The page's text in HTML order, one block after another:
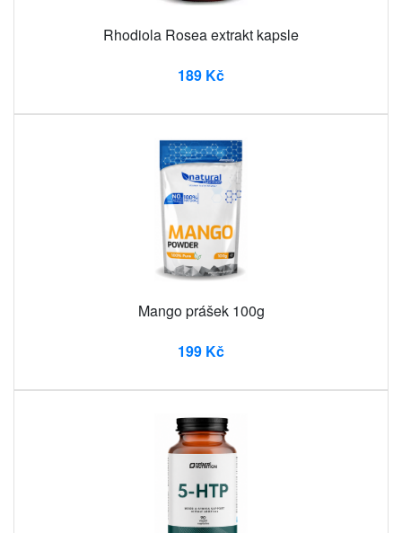
Rhodiola Rosea extrakt kapsle
189 Kč
Mango prášek 100g
199 Kč